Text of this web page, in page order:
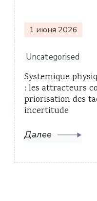
1 июня 2026
Uncategorised
Systemique
: les attracteurs
priorisation des
incertitude
Далее